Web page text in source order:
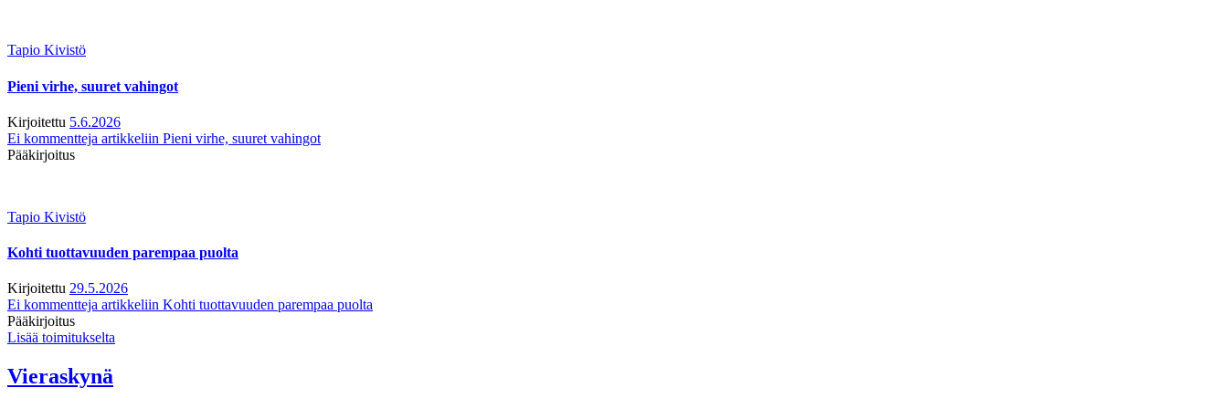
Tapio Kivistö
Pieni virhe, suuret vahingot
Kirjoitettu 5.6.2026
Ei kommentteja artikkeliin Pieni virhe, suuret vahingot
Pääkirjoitus
Tapio Kivistö
Kohti tuottavuuden parempaa puolta
Kirjoitettu 29.5.2026
Ei kommentteja artikkeliin Kohti tuottavuuden parempaa puolta
Pääkirjoitus
Lisää toimitukselta
Vieraskynä